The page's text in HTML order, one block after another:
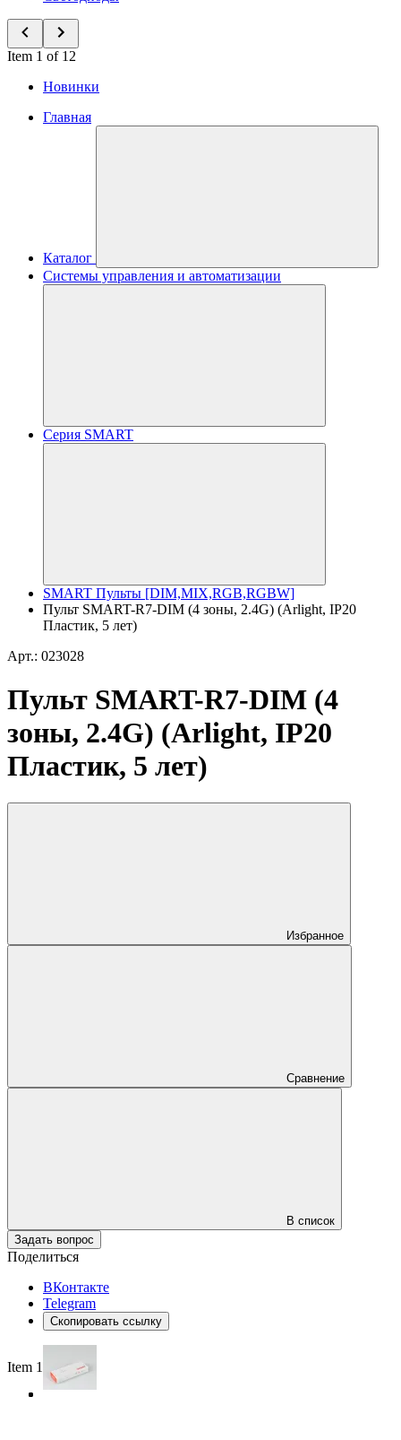
Item 1 of 12
Новинки
Главная
Каталог
Системы управления и автоматизации
Серия SMART
SMART Пульты [DIM,MIX,RGB,RGBW]
Пульт SMART-R7-DIM (4 зоны, 2.4G) (Arlight, IP20
Пластик, 5 лет)
Арт.: 023028
Пульт SMART-R7-DIM (4
зоны, 2.4G) (Arlight, IP20
Пластик, 5 лет)
Избранное
Сравнение
В список
Задать вопрос
Поделиться
ВКонтакте
Telegram
Скопировать ссылку
Item 1 of 3